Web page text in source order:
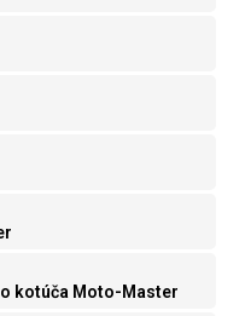
kotúča Moto-Master